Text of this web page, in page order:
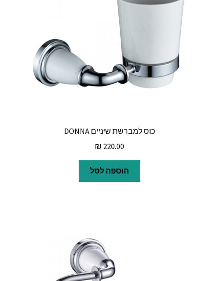
כוס למברשת שיניים DONNA
₪ 220.00
הוספה לסל